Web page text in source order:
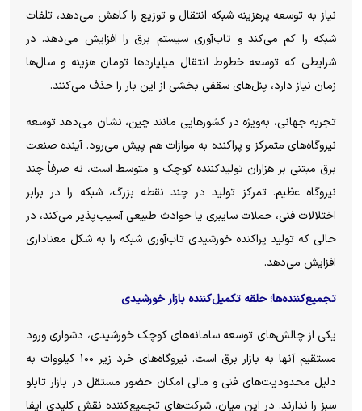
نیاز به توسعه پرهزینه شبکه انتقال و توزیع را کاهش می‌دهد، تلفات
شبکه را کم می‌کند و تاب‌آوری سیستم برق را افزایش می‌دهد. در
شرایطی که توسعه خطوط انتقال میلیارد‌ها تومان هزینه و سال‌ها
زمان نیاز دارد، پنل‌های سقفی بخشی از این بار را حذف می‌کنند.
تجربه جهانی، به‌ویژه در کشور‌هایی مانند چین، نشان می‌دهد توسعه
نیروگاه‌های متمرکز و پراکنده به موازات هم پیش می‌رود. آینده صنعت
برق مبتنی بر هزاران تولیدکننده کوچک و متوسط است، نه صرفاً چند
نیروگاه عظیم. تمرکز تولید در چند نقطه بزرگ، شبکه را در برابر
اختلالات فنی، حملات سایبری یا حوادث طبیعی آسیب‌پذیر می‌کند، در
حالی که تولید پراکنده خورشیدی تاب‌آوری شبکه را به شکل معناداری
افزایش می‌دهد.
تجمیع‌کننده‌ها؛ حلقه تکمیل‌کننده بازار خورشیدی
یکی از چالش‌های توسعه سامانه‌های کوچک خورشیدی، دشواری ورود
مستقیم آنها به بازار برق است. نیروگاه‌های خرد زیر ۱۰۰ کیلووات به
دلیل محدودیت‌های فنی و مالی امکان حضور مستقل در بازار تابلو
سبز را ندارند. در این میان، شرکت‌های تجمیع‌کننده نقش کلیدی ایفا